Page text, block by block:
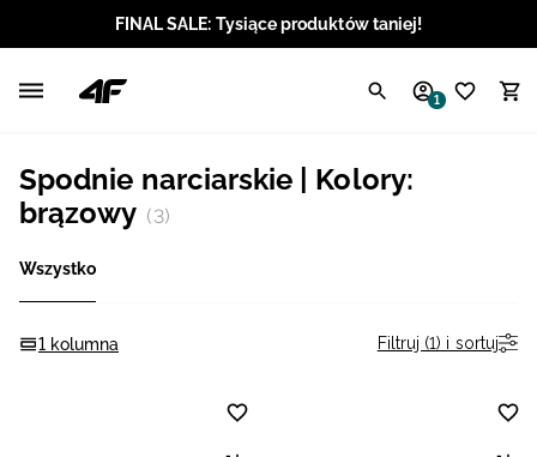
FINAL SALE: Tysiące produktów taniej!
1
Spodnie narciarskie | Kolory:
brązowy (3)
Wszystko
1 kolumna Filtruj (1) i sortuj
Angielski / USD